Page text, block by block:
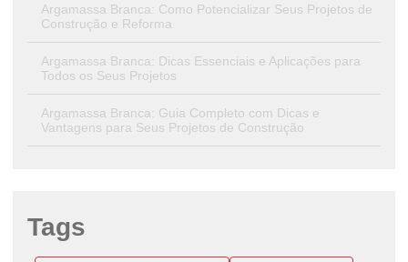
Argamassa Branca: Como Potencializar Seus Projetos de
Construção e Reforma
Argamassa Branca: Dicas Essenciais e Aplicações para
Todos os Seus Projetos
Argamassa Branca: Guia Completo com Dicas e
Vantagens para Seus Projetos de Construção
Argamassa Branca: Tipos, Benefícios e Guia Prático para
Aplicação em Projetos
Tags